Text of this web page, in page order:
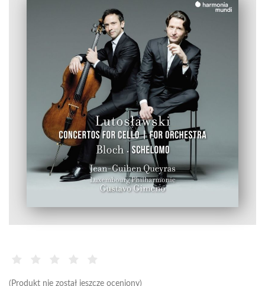
(Produkt nie został jeszcze oceniony)